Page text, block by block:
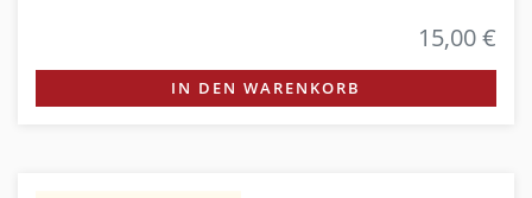
15,00 €
IN DEN WARENKORB